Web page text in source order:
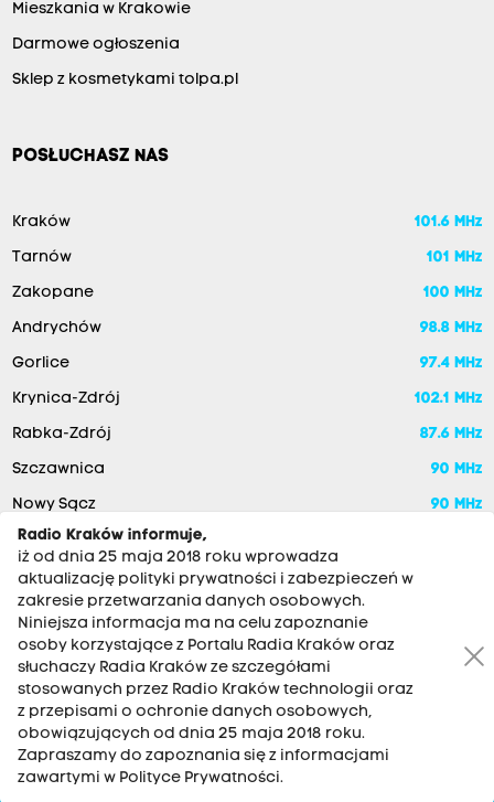
Mieszkania w Krakowie
Darmowe ogłoszenia
Sklep z kosmetykami tolpa.pl
POSŁUCHASZ NAS
Kraków 101.6 MHz
Tarnów 101 MHz
Zakopane 100 MHz
Andrychów 98.8 MHz
Gorlice 97.4 MHz
Krynica-Zdrój 102.1 MHz
Rabka-Zdrój 87.6 MHz
Szczawnica 90 MHz
Nowy Sącz 90 MHz
RADIO KRAKÓW SA. Aleja Juliusza Słowackiego 22, 30-007
Kraków
Antena: 12 200 33 33
Radio Kraków informuje,
iż od dnia 25 maja 2018 roku wprowadza
aktualizację polityki prywatności i zabezpieczeń w
zakresie przetwarzania danych osobowych.
Niniejsza informacja ma na celu zapoznanie
osoby korzystające z Portalu Radia Kraków oraz
słuchaczy Radia Kraków ze szczegółami
stosowanych przez Radio Kraków technologii oraz
z przepisami o ochronie danych osobowych,
obowiązujących od dnia 25 maja 2018 roku.
Zapraszamy do zapoznania się z informacjami
zawartymi w Polityce Prywatności.